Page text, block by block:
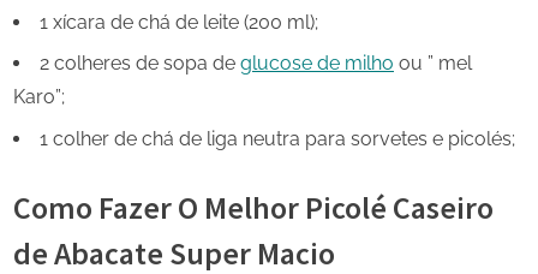
1 xícara de chá de leite (200 ml);
2 colheres de sopa de glucose de milho ou ” mel
Karo”;
1 colher de chá de liga neutra para sorvetes e picolés;
Como Fazer O Melhor Picolé Caseiro
de Abacate Super Macio